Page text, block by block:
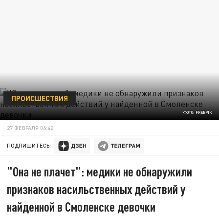
ФОТО: FREEPIK
ПРОИСШЕСТВИЯ
27 ФЕВРАЛЯ 06:42
ПОДПИШИТЕСЬ:
"Она не плачет": медики не обнаружили
признаков насильственных действий у
найденной в Смоленске девочки